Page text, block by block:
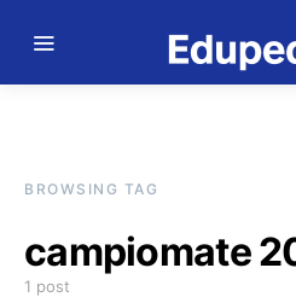
BROWSING TAG
campiomate
1 post